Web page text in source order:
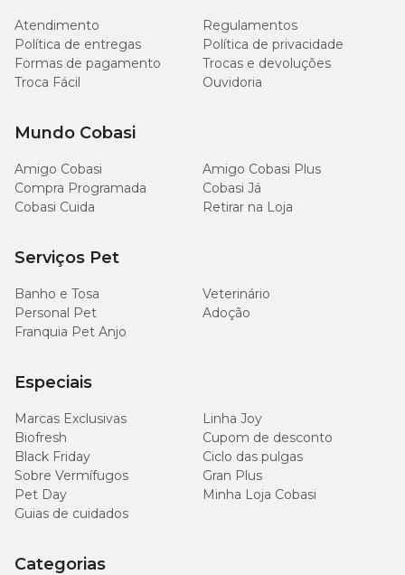
Atendimento
Regulamentos
Política de entregas
Política de privacidade
Formas de pagamento
Trocas e devoluções
Troca Fácil
Ouvidoria
Mundo Cobasi
Amigo Cobasi
Amigo Cobasi Plus
Compra Programada
Cobasi Já
Cobasi Cuida
Retirar na Loja
Serviços Pet
Banho e Tosa
Veterinário
Personal Pet
Adoção
Franquia Pet Anjo
Especiais
Marcas Exclusivas
Linha Joy
Biofresh
Cupom de desconto
Black Friday
Ciclo das pulgas
Sobre Vermífugos
Gran Plus
Pet Day
Minha Loja Cobasi
Guias de cuidados
Categorias